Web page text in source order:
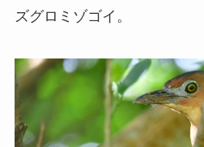
ズグロミゾゴイ。